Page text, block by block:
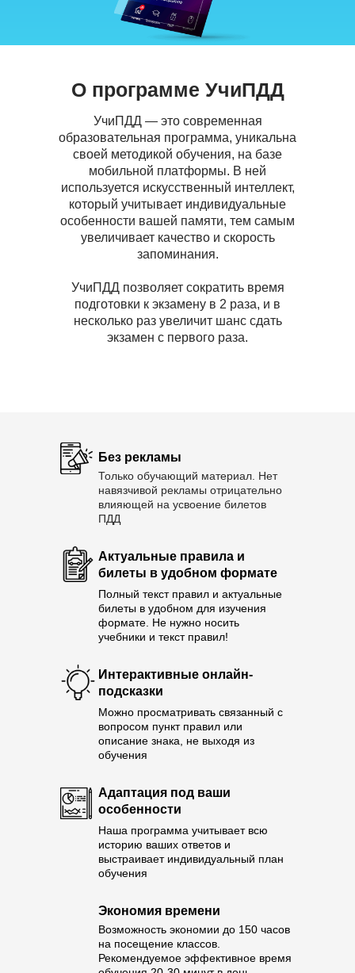
УчиПДД — это современная
образовательная программа, уникальна
своей методикой обучения, на базе
мобильной платформы. В ней
используется искусственный интеллект,
который учитывает индивидуальные
особенности вашей памяти, тем самым
увеличивает качество и скорость
запоминания.
УчиПДД позволяет сократить время
подготовки к экзамену в 2 раза, и в
несколько раз увеличит шанс сдать
экзамен с первого раза.
О программе УчиПДД
Полный текст правил и актуальные
билеты в удобном для изучения
формате. Не нужно носить
учебники и текст правил!
Можно просматривать связанный с
вопросом пункт правил или
описание знака, не выходя из
обучения
Наша программа учитывает всю
историю ваших ответов и
выстраивает индивидуальный план
обучения
Актуальные правила и
билеты в удобном формате
Интерактивные онлайн-
подсказки
Адаптация под ваши
особенности
Без рекламы
Только обучающий материал. Нет
навязчивой рекламы отрицательно
влияющей на усвоение билетов
ПДД
Экономия времени
Возможность экономии до 150 часов
на посещение классов.
Рекомендуемое эффективное время